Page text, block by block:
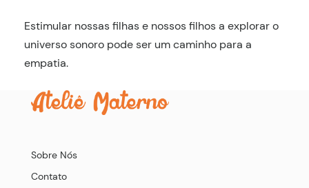
Estimular nossas filhas e nossos filhos a explorar o
universo sonoro pode ser um caminho para a
empatia.
Sobre Nós
Contato